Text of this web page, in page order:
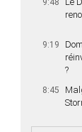
9:48
9:19
?
8:45